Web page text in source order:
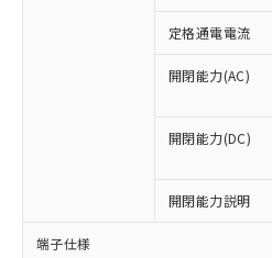
定格通電電流
開閉能力(AC)
開閉能力(DC)
開閉能力説明
端子仕様
ご利用条件
対応済み：EU
非含有に対応した製品
対応予定：EU RoHS指
有に対応した製品に切
対応予定なし：EU